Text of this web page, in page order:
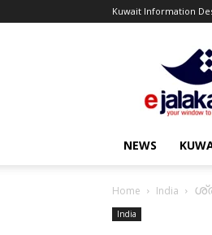
Kuwait Information
ejalakam
NEWS
Home India
India